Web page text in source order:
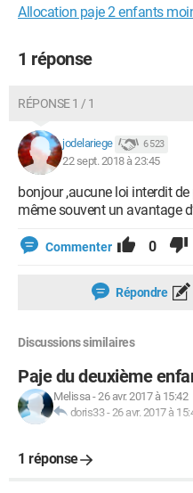
Allocation paje 2 enfants
1 réponse
RÉPONSE 1 / 1
jodelariege 6 523
22 sept. 2018 à 23:45
bonjour ,aucune loi interdit
même souvent un avantage
Commenter 0
Répondre
Discussions similaires
Paje du deuxième
Melissa-26 avr. 2017 à 15:42
doris33-26 avr. 2017 à
1 réponse